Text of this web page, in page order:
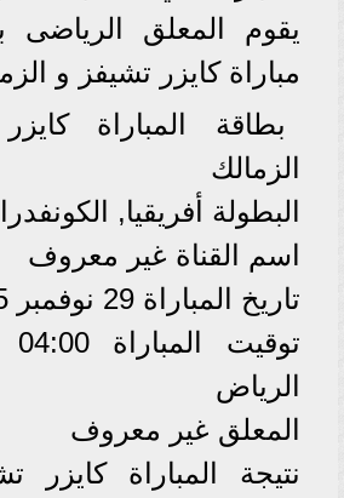
يقوم المعلق الرياضى
مباراة كايزر تشيفز و
الزمالك
البطولة أفريقيا,
اسم القناة غير معروف
تاريخ المباراة 29 نوفمبر 2025
الرياض
المعلق غير معروف